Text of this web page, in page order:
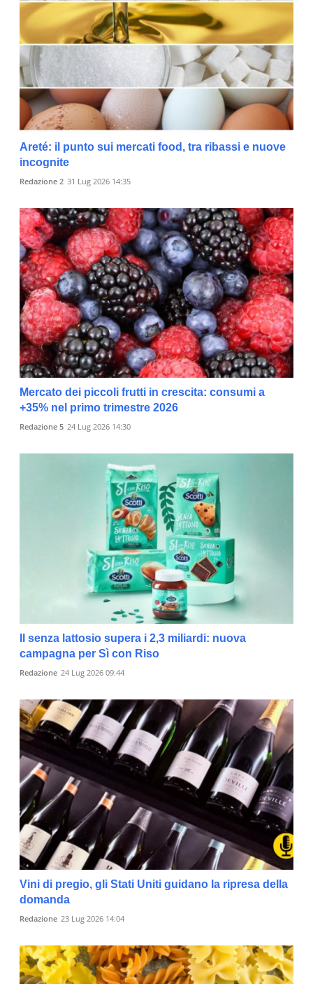
Areté: il punto sui mercati food, tra ribassi e nuove
incognite
Redazione 2 31 Lug 2026 14:35
Mercato dei piccoli frutti in crescita: consumi a
+35% nel primo trimestre 2026
Redazione 5 24 Lug 2026 14:30
Il senza lattosio supera i 2,3 miliardi: nuova
campagna per Sì con Riso
Redazione 24 Lug 2026 09:44
Vini di pregio, gli Stati Uniti guidano la ripresa della
domanda
Redazione 23 Lug 2026 14:04